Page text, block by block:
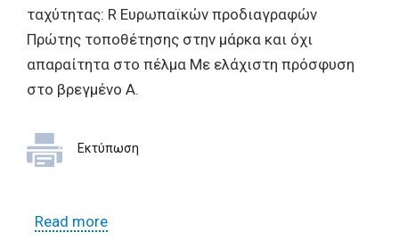
ταχύτητας: R Ευρωπαϊκών προδιαγραφών
Πρώτης τοποθέτησης στην μάρκα και όχι
απαραίτητα στο πέλμα Με ελάχιστη πρόσφυση
στο βρεγμένο Α.
Εκτύπωση
Read moreabout ΠΡΟΣΚΛΗΣΗ ΥΠΟΒΟΛΗΣ